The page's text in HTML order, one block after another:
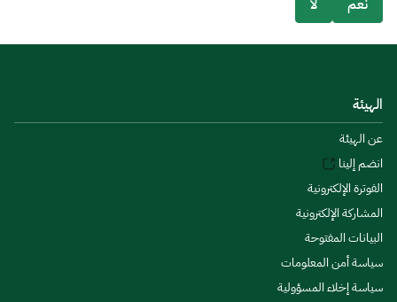
نعم
لا
الهيئة
عن الهيئة
انضم إلينا
الفوترة الإلكترونية
المشاركة الإلكترونية
البيانات المفتوحة
سياسة أمن المعلومات
سياسة إخلاء المسؤولية